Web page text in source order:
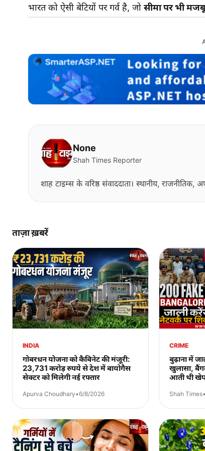
भारत को ऐसी बेटियों पर गर्व है, जो सीमा पर भी
None
Shah Times Reporter
शाह टाइम्स के वरिष्ठ संवाददाता। स्थानीय, राजनीतिक,
ताज़ा ख़बरें
INDIA
गोबरधन योजना को कैबिनेट की मंजूरी:
23,731 करोड़ रुपये से देश में बायोगैस
सेक्टर को मिलेगी नई रफ्तार
Apurva Choudhary•6/8/2026
CRIME
बुढ़ाना में
खुलासा,
आती थी
Shah Times•